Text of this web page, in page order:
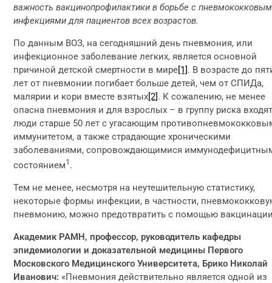
важность вакцинопрофилактики в борьбе с
инфекциями для пациентов всех возрастов.
По данным ВОЗ, на сегодняшний день пневмония, или
инфекционное заболевание легких, является основной
причиной детской смертности в мире[1]. В возрасте до
лет от пневмонии погибает больше детей, чем от СПИДа,
малярии и кори вместе взятых[2]. К сожалению, не менее
опасна пневмония и для взрослых – в группу риска
люди старше 50 лет с угасающим
иммунитетом, а также страдающие хроническими
заболеваниями, сопровождающимися
состоянием1 .
Тем не менее, несмотря на неутешительную статистику,
некоторые формы инфекции, в частности,
пневмонию, можно предотвратить с помощью
Академик РАМН, профессор, руководитель кафедры
эпидемиологии и доказательной медицины Первого
Московского Медицинского Университета, Брико Николай
Иванович: «Пневмония действительно является одной из